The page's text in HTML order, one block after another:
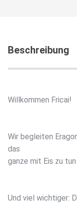
Beschreibung
Willkommen Fricai!
Wir begleiten
das
ganze mit Eis zu
Und viel wichtiger: